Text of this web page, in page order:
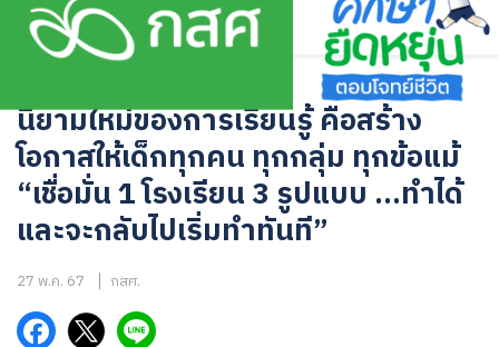
Skip
นิยามใหม่ของการเรียนรู้ คือสร้าง
โอกาสให้เด็กทุกคน ทุกกลุ่ม ทุกข้อแม้
“เชื่อมั่น 1 โรงเรียน 3 รูปแบบ …ทำได้
และจะกลับไปเริ่มทำทันที”
27 พ.ค. 67 กสศ.